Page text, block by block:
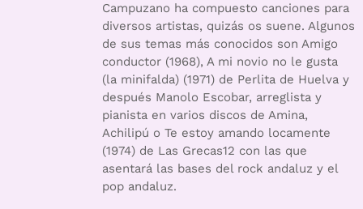
Campuzano ha compuesto canciones para
diversos artistas, quizás os suene. Algunos
de sus temas más conocidos son Amigo
conductor (1968), A mi novio no le gusta
(la minifalda) (1971) de Perlita de Huelva y
después Manolo Escobar, arreglista y
pianista en varios discos de Amina,
Achilipú o Te estoy amando locamente
(1974) de Las Grecas12 con las que
asentará las bases del rock andaluz y el
pop andaluz.